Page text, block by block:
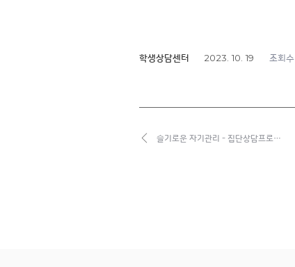
학생상담센터 2023. 10. 19 조회수
슬기로운 자기관리 - 집단상담프로…